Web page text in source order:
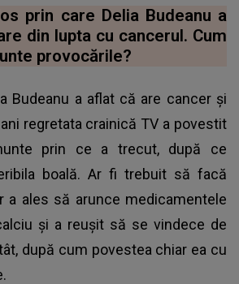
prin care Delia Budeanu a
din lupta cu cancerul. Cum
provocările?
Budeanu a aflat că are cancer și
regretata crainică TV a povestit
prin ce a trecut, după ce
boală. Ar fi trebuit să facă
a ales să arunce medicamentele
și a reușit să se vindece de
după cum povestea chiar ea cu